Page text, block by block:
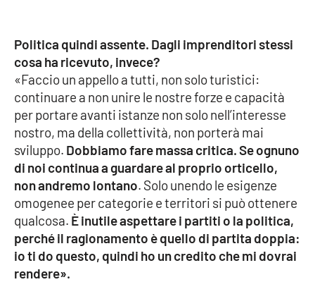
Le perfidie di Antonella Grippo
Venti di comunicazione
STREAMING
LaC TV
LaC Network
LaC OnAir
Politica quindi assente. Dagli imprenditori stessi
cosa ha ricevuto, invece?
«Faccio un appello a tutti, non solo turistici:
continuare a non unire le nostre forze e capacità
per portare avanti istanze non solo nell’interesse
nostro, ma della collettività, non porterà mai
sviluppo. Dobbiamo fare massa critica. Se ognuno
di noi continua a guardare al proprio orticello,
non andremo lontano. Solo unendo le esigenze
omogenee per categorie e territori si può ottenere
qualcosa. È inutile aspettare i partiti o la politica,
perché il ragionamento è quello di partita doppia:
io ti do questo, quindi ho un credito che mi dovrai
rendere».